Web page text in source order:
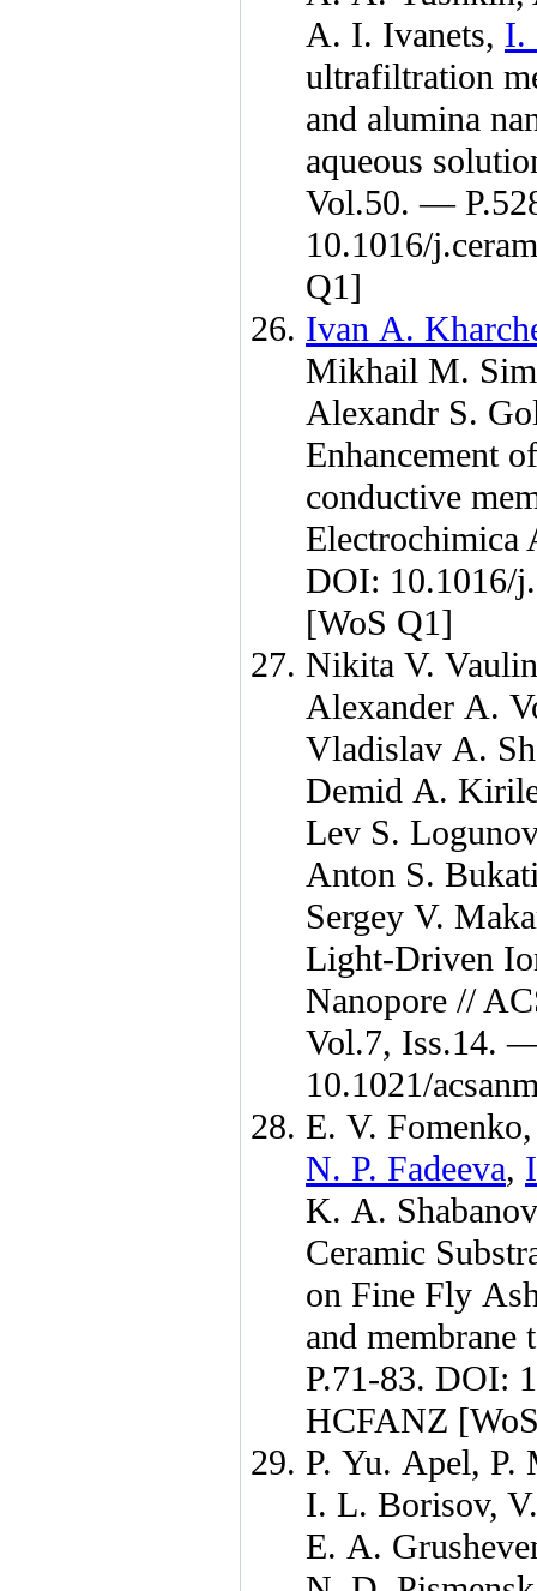
A. I. Ivanets, I.
ultrafiltration
and alumina
aqueous
Vol.50. —
10.1016/
Q1]
Ivan A.
Mikhail M.
Alexandr S.
Enhancement
conductive
DOI: 10.1016/
[WoS Q1]
Nikita V. Vaulin
Alexander A.
Vladislav A.
Demid A.
Lev S. Logunov
Anton S.
Sergey V.
Light-Driven
Nanopore //
Vol.7, Iss.14.
10.1021/
E. V. Fomenko
N. P. Fadeeva,
K. A.
Ceramic
on Fine Fly
and
P.71-83. DOI:
HCFANZ
P. Yu. Apel, P.
I. L. Borisov,
E. A.